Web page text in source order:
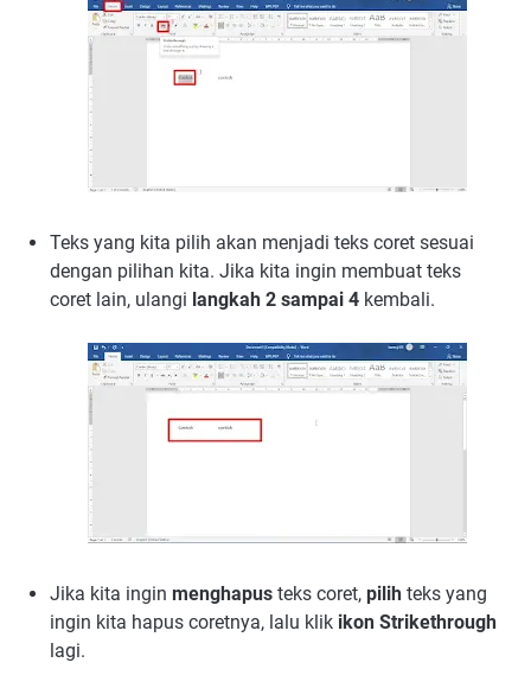
Teks yang kita pilih akan menjadi teks coret sesuai
dengan pilihan kita. Jika kita ingin membuat teks
coret lain, ulangi langkah 2 sampai 4 kembali.
Jika kita ingin menghapus teks coret, pilih teks yang
ingin kita hapus coretnya, lalu klik ikon Strikethrough
lagi.